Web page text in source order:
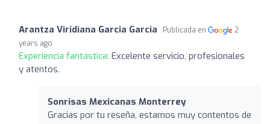
Arantza Viridiana Garcia Garcia Publicada en
2
years ago
Experiencia fantástica: Excelente servicio, profesionales
y atentos.
Sonrisas Mexicanas Monterrey
Gracias por tu reseña, estamos muy contentos de